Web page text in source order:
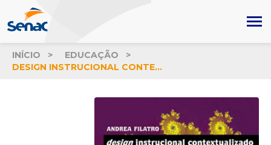
INÍCIO
EDUCAÇÃO
DESIGN INSTRUCIONAL CONTEXTUALIZADO: EDUCAÇÃO E TECNOLOGIA